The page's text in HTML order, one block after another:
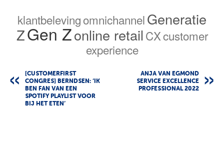
klantbelevingomnichannelGeneratie
ZGen Zonline retail CXcustomer
experience
[CUSTOMERFIRST
CONGRES] BERNDSEN: ‘IK
BEN FAN VAN EEN
SPOTIFY PLAYLIST VOOR
BIJ HET ETEN’
ANJA VAN EGMOND
SERVICE EXCELLENCE
PROFESSIONAL 2022